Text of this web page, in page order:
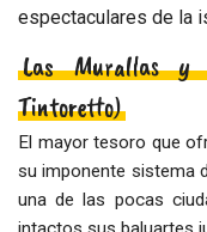
espectaculares de la
Las Murallas y
Tintoretto)
El mayor tesoro que
su imponente sistema
una de las pocas